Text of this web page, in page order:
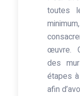
toutes
œuvre.
des
étapes
afin